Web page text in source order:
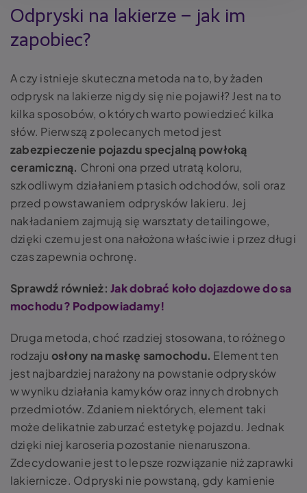
Odpryski na lakierze – jak im
zapobiec?
A czy istnieje skuteczna metoda na to, by żaden
odprysk na lakierze nigdy się nie pojawił? Jest na to
kilka sposobów, o których warto powiedzieć kilka
słów. Pierwszą z polecanych metod jest
zabezpieczenie pojazdu specjalną powłoką
ceramiczną. Chroni ona przed utratą koloru,
szkodliwym działaniem ptasich odchodów, soli oraz
przed powstawaniem odprysków lakieru. Jej
nakładaniem zajmują się warsztaty detailingowe,
dzięki czemu jest ona nałożona właściwie i przez długi
czas zapewnia ochronę.
Sprawdź również:Jak dobrać koło dojazdowe do sa
mochodu? Podpowiadamy!
Druga metoda, choć rzadziej stosowana, to różnego
rodzaju osłony na maskę samochodu. Element ten
jest najbardziej narażony na powstanie odprysków
w wyniku działania kamyków oraz innych drobnych
przedmiotów. Zdaniem niektórych, element taki
może delikatnie zaburzać estetykę pojazdu. Jednak
dzięki niej karoseria pozostanie nienaruszona.
Zdecydowanie jest to lepsze rozwiązanie niżzaprawki
lakiernicze. Odpryski nie powstaną, gdy kamienie